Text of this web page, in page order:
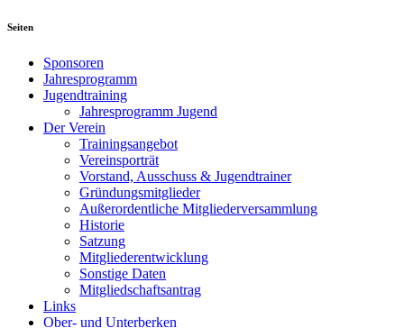
Seiten
Sponsoren
Jahresprogramm
Jugendtraining
Jahresprogramm Jugend
Der Verein
Trainingsangebot
Vereinsporträt
Vorstand, Ausschuss & Jugendtrainer
Gründungsmitglieder
Außerordentliche Mitgliederversammlung
Historie
Satzung
Mitgliederentwicklung
Sonstige Daten
Mitgliedschaftsantrag
Links
Ober- und Unterberken